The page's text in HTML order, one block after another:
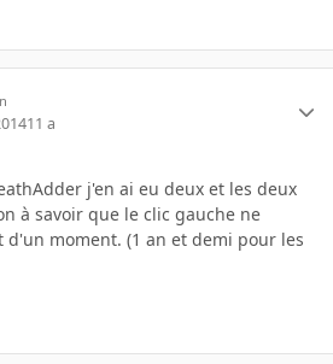
11 a
j'en ai eu deux et les deux
à savoir que le clic gauche ne
moment. (1 an et demi pour les